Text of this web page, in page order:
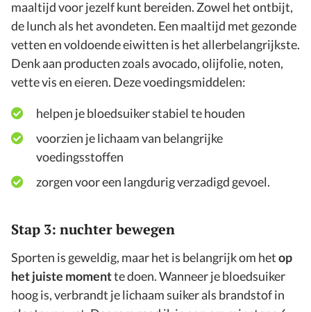
maaltijd voor jezelf kunt bereiden. Zowel het ontbijt,
de lunch als het avondeten. Een maaltijd met gezonde
vetten en voldoende eiwitten is het allerbelangrijkste.
Denk aan producten zoals avocado, olijfolie, noten,
vette vis en eieren. Deze voedingsmiddelen:
helpen je bloedsuiker stabiel te houden
voorzien je lichaam van belangrijke
voedingsstoffen
zorgen voor een langdurig verzadigd gevoel.
Stap 3: nuchter bewegen
Sporten is geweldig, maar het is belangrijk om hetop
het juiste momentte doen. Wanneer je bloedsuiker
hoog is, verbrandt je lichaam suiker als brandstof in